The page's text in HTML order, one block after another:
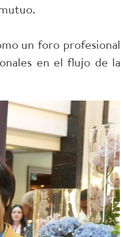
un foro profesional
en el flujo de la